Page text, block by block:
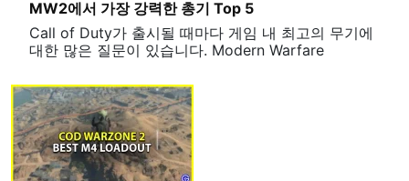
MW2에서 가장 강력한 총기 Top 5
Call of Duty가 출시될 때마다 게임 내 최고의 무기에
대한 많은 질문이 있습니다. Modern Warfare